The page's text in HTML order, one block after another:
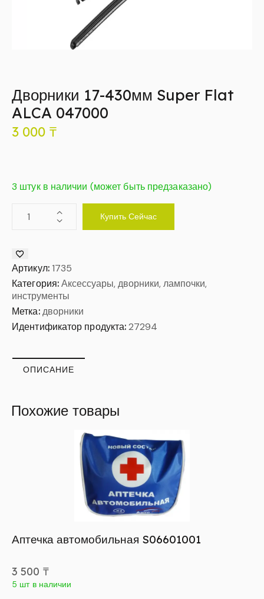
Дворники 17-430мм Super Flat
ALCA 047000
3 000 ₸
3 штук в наличии (может быть предзаказано)
Купить Сейчас
Артикул: 1735
Категория:Аксессуары, дворники, лампочки,
инструменты
Метка: дворники
Идентификатор продукта:27294
ОПИСАНИЕ
Похожие товары
Аптечка автомобильная S06601001
3 500 ₸
5 шт в наличии